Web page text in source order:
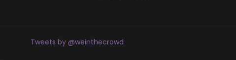
Tweets by @weinthecrowd